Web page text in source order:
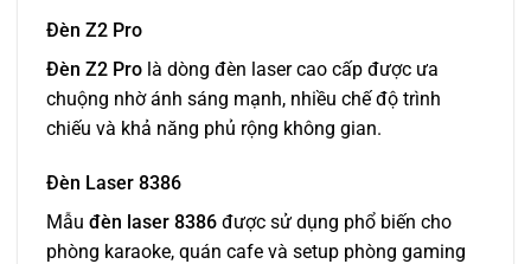
Đèn Z2 Pro
Đèn Z2 Pro là dòng đèn laser cao cấp được ưa
chuộng nhờ ánh sáng mạnh, nhiều chế độ trình
chiếu và khả năng phủ rộng không gian.
Đèn Laser 8386
Mẫu đèn laser 8386 được sử dụng phổ biến cho
phòng karaoke, quán cafe và setup phòng gaming